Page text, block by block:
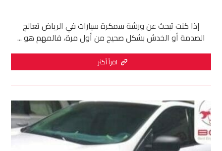
إذا كنت تبحث عن ورشة سمكرة سيارات في الرياض تعالج
الصدمة أو الخدش بشكل صحيح من أول مرة، فالمهم هو ...
اقرأ أكثر